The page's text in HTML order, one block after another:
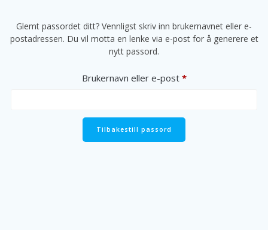
Glemt passordet ditt? Vennligst skriv inn brukernavnet eller e-
postadressen. Du vil motta en lenke via e-post for å generere et
nytt passord.
Brukernavn eller e-post *
Tilbakestill passord